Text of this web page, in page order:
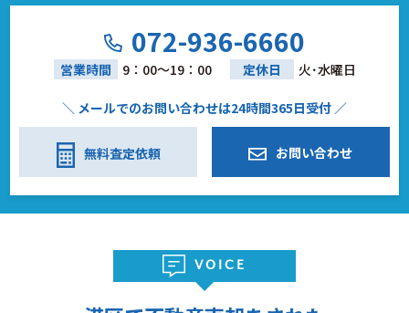
072-936-6660
営業時間 9：00～19：00 定休日 火･水曜日
＼ メールでのお問い合わせは24時間365日受付 ／
無料査定依頼 お問い合わせ
VOICE